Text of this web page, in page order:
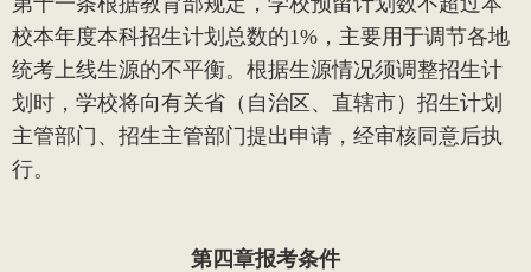
校本年度本科招生计划总数的1% ，主要用于调节各地
统考上线生源的不平衡。根据生源情况须调整招生计
划时，学校将向有关省（自治区、直辖市）招生计划
主管部门、招生主管部门提出申请，经审核同意后执
行。
第四章报考条件